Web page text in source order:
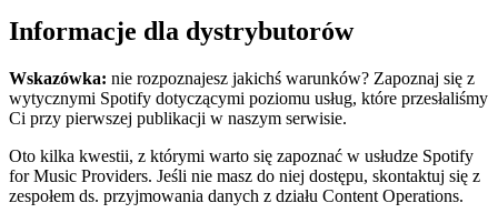
Informacje dla dystrybutorów
Wskazówka: nie rozpoznajesz jakichś warunków? Zapoznaj się z
wytycznymi Spotify dotyczącymi poziomu usług, które przesłaliśmy
Ci przy pierwszej publikacji w naszym serwisie.
Oto kilka kwestii, z którymi warto się zapoznać w usłudze Spotify
for Music Providers. Jeśli nie masz do niej dostępu, skontaktuj się z
zespołem ds. przyjmowania danych z działu Content Operations.